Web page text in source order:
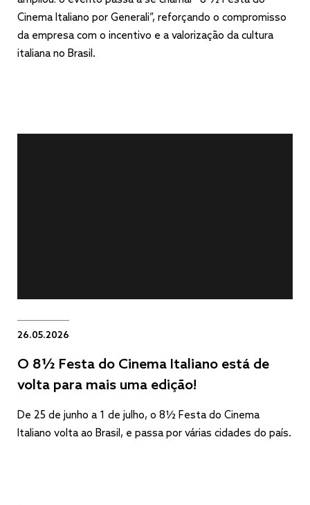
Cinema Italiano por Generali”, reforçando o compromisso
da empresa com o incentivo e a valorização da cultura
italiana no Brasil.
26.05.2026
O 8½ Festa do Cinema Italiano está de
volta para mais uma edição!
De 25 de junho a 1 de julho, o 8½ Festa do Cinema
Italiano volta ao Brasil, e passa por várias cidades do país.